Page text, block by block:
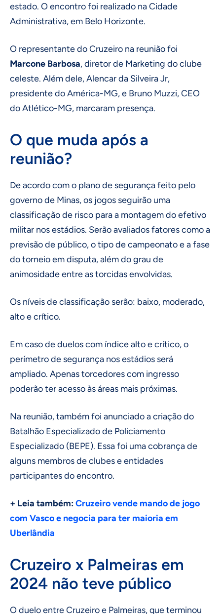
estado. O encontro foi realizado na Cidade
Administrativa, em Belo Horizonte.
O representante do Cruzeiro na reunião foi
Marcone Barbosa, diretor de Marketing do clube
celeste. Além dele, Alencar da Silveira Jr,
presidente do América-MG, e Bruno Muzzi, CEO
do Atlético-MG, marcaram presença.
O que muda após a
reunião?
De acordo com o plano de segurança feito pelo
governo de Minas, os jogos seguirão uma
classificação de risco para a montagem do efetivo
militar nos estádios. Serão avaliados fatores como a
previsão de público, o tipo de campeonato e a fase
do torneio em disputa, além do grau de
animosidade entre as torcidas envolvidas.
Os níveis de classificação serão: baixo, moderado,
alto e crítico.
Em caso de duelos com índice alto e crítico, o
perímetro de segurança nos estádios será
ampliado. Apenas torcedores com ingresso
poderão ter acesso às áreas mais próximas.
Na reunião, também foi anunciado a criação do
Batalhão Especializado de Policiamento
Especializado (BEPE). Essa foi uma cobrança de
alguns membros de clubes e entidades
participantes do encontro.
+ Leia também:Cruzeiro vende mando de jogo
com Vasco e negocia para ter maioria em
Uberlândia
Cruzeiro x Palmeiras em
2024 não teve público
O duelo entre Cruzeiro e Palmeiras, que terminou